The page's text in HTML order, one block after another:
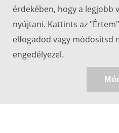
érdekében, hogy a legjobb
nyújtani. Kattints az
elfogadod vagy módosítsd
engedélyezel.